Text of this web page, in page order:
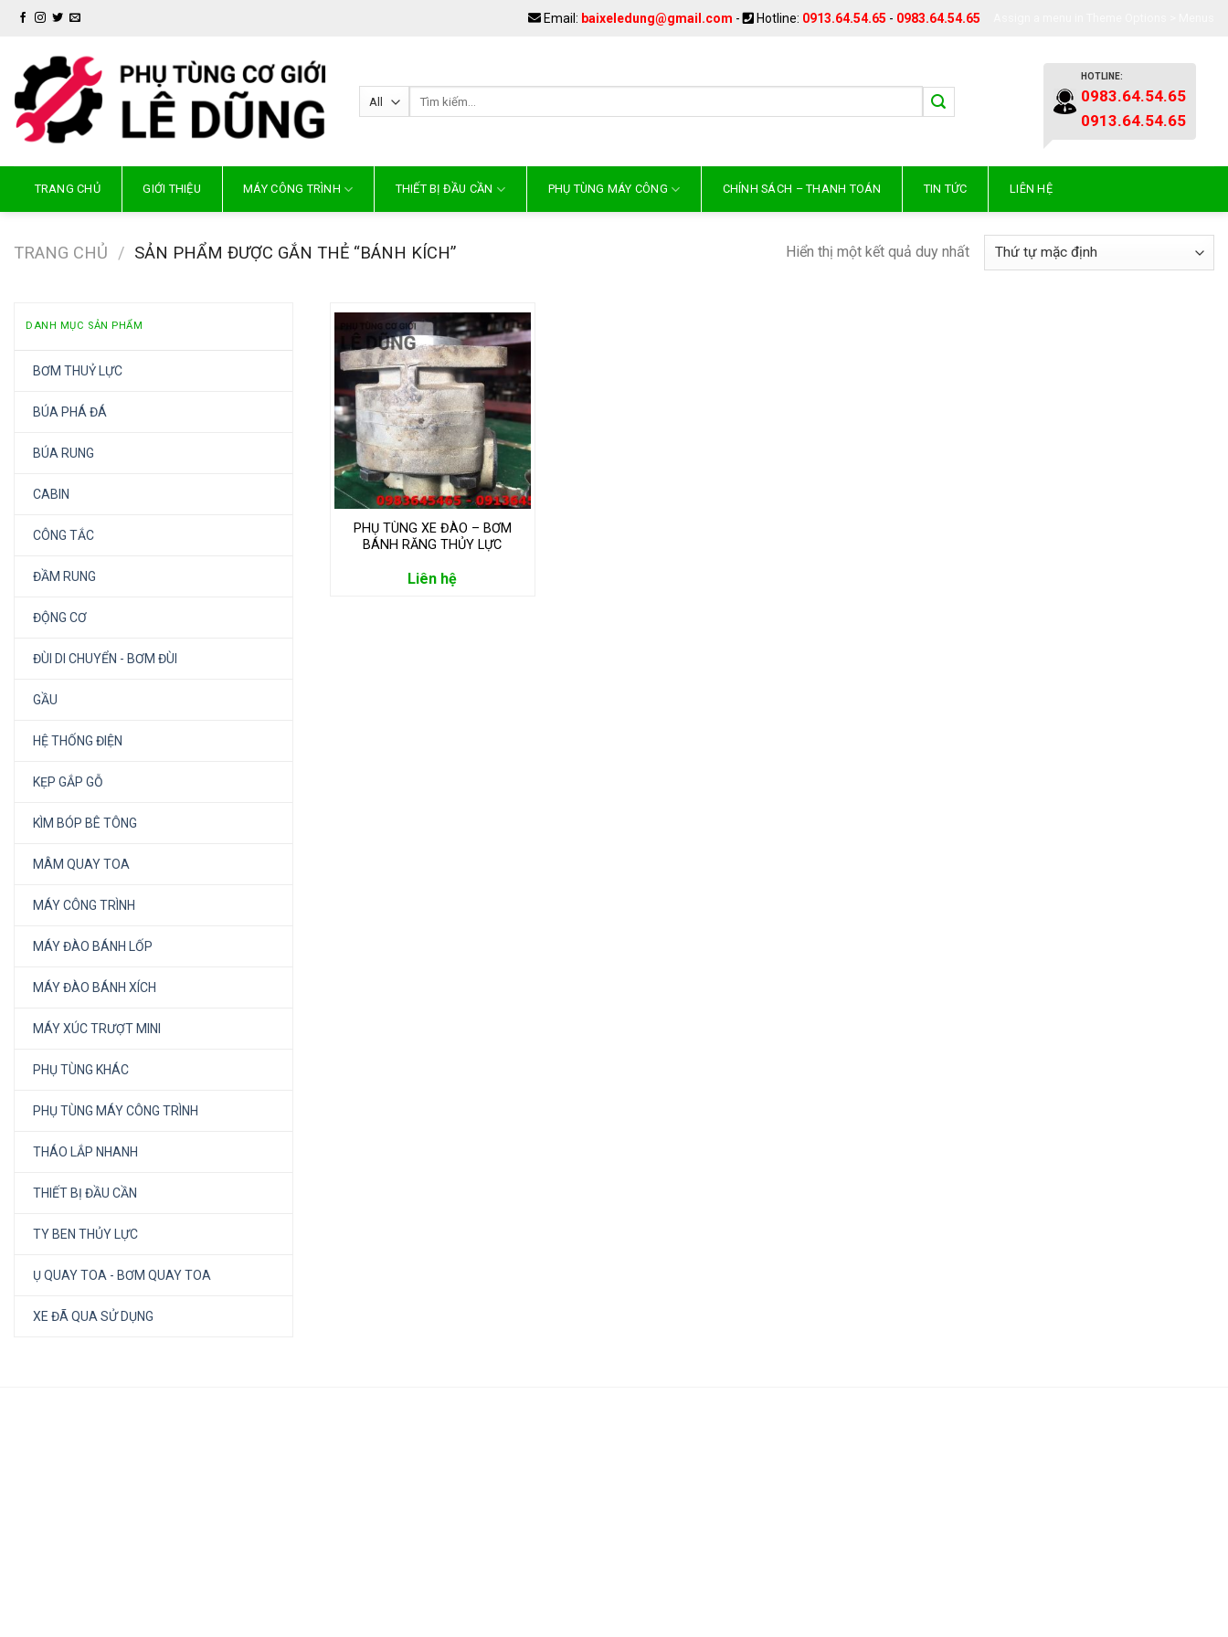
Skip
Email: baixeledung@gmail.com - Hotline: 0913.64.54.65 - 0983.64.54.65
HOTLINE:
0983.64.54.65
0913.64.54.65
TRANG CHỦ GIỚI THIỆU MÁY CÔNG TRÌNH THIẾT BỊ ĐẦU CẦN PHỤ TÙNG MÁY CÔNG CHÍNH SÁCH – THANH TOÁN TIN TỨC LIÊN HỆ
TRANG CHỦ / SẢN PHẨM ĐƯỢC GẮN THẺ “BÁNH KÍCH” Hiển thị một kết quả duy nhất
DANH MỤC SẢN PHẨM
BƠM THUỶ LỰC
BÚA PHÁ ĐÁ
BÚA RUNG
CABIN
CÔNG TẮC
ĐẦM RUNG
ĐỘNG CƠ
ĐÙI DI CHUYỂN - BƠM ĐÙI
GẦU
HỆ THỐNG ĐIỆN
KẸP GẮP GỖ
KÌM BÓP BÊ TÔNG
MÂM QUAY TOA
MÁY CÔNG TRÌNH
MÁY ĐÀO BÁNH LỐP
MÁY ĐÀO BÁNH XÍCH
MÁY XÚC TRƯỢT MINI
PHỤ TÙNG KHÁC
PHỤ TÙNG MÁY CÔNG TRÌNH
THÁO LẮP NHANH
THIẾT BỊ ĐẦU CẦN
TY BEN THỦY LỰC
Ụ QUAY TOA - BƠM QUAY TOA
XE ĐÃ QUA SỬ DỤNG
PHỤ TÙNG XE ĐÀO – BƠM
BÁNH RĂNG THỦY LỰC
Liên hệ